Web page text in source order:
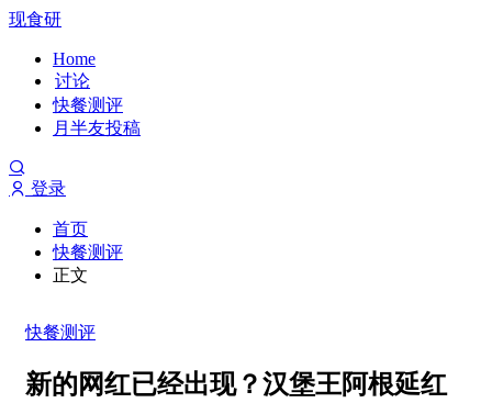
现食研
Home
讨论
快餐测评
月半友投稿
登录
首页
快餐测评
正文
快餐测评
新的网红已经出现？汉堡王阿根延红